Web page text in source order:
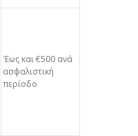
Έως και €500 ανά
ασφαλιστική
περίοδο